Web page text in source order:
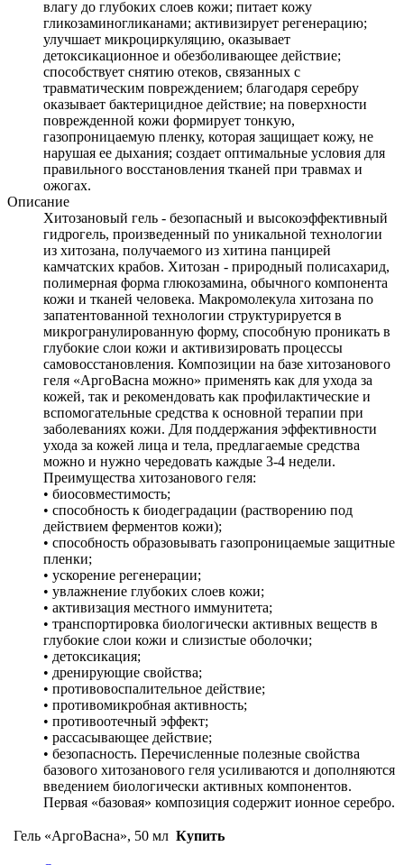
влагу до глубоких слоев кожи; питает кожу
гликозаминогликанами; активизирует регенерацию;
улучшает микроциркуляцию, оказывает
детоксикационное и обезболивающее действие;
способствует снятию отеков, связанных с
травматическим повреждением; благодаря серебру
оказывает бактерицидное действие; на поверхности
поврежденной кожи формирует тонкую,
газопроницаемую пленку, которая защищает кожу, не
нарушая ее дыхания; создает оптимальные условия для
правильного восстановления тканей при травмах и
ожогах.
Описание
Хитозановый гель - безопасный и высокоэффективный
гидрогель, произведенный по уникальной технологии
из хитозана, получаемого из хитина панцирей
камчатских крабов. Хитозан - природный полисахарид,
полимерная форма глюкозамина, обычного компонента
кожи и тканей человека. Макромолекула хитозана по
запатентованной технологии структурируется в
микрогранулированную форму, способную проникать в
глубокие слои кожи и активизировать процессы
самовосстановления. Композиции на базе хитозанового
геля «АргоВасна можно» применять как для ухода за
кожей, так и рекомендовать как профилактические и
вспомогательные средства к основной терапии при
заболеваниях кожи. Для поддержания эффективности
ухода за кожей лица и тела, предлагаемые средства
можно и нужно чередовать каждые 3-4 недели.
Преимущества хитозанового геля:
• биосовместимость;
• способность к биодеградации (растворению под
действием ферментов кожи);
• способность образовывать газопроницаемые защитные
пленки;
• ускорение регенерации;
• увлажнение глубоких слоев кожи;
• активизация местного иммунитета;
• транспортировка биологически активных веществ в
глубокие слои кожи и слизистые оболочки;
• детоксикация;
• дренирующие свойства;
• противовоспалительное действие;
• противомикробная активность;
• противоотечный эффект;
• рассасывающее действие;
• безопасность. Перечисленные полезные свойства
базового хитозанового геля усиливаются и дополняются
введением биологически активных компонентов.
Первая «базовая» композиция содержит ионное серебро.
Гель «АргоВасна», 50 мл Купить